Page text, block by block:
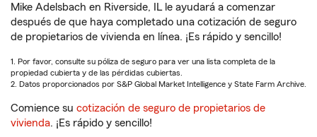
Mike Adelsbach en Riverside, IL le ayudará a comenzar
después de que haya completado una cotización de seguro
de propietarios de vivienda en línea. ¡Es rápido y sencillo!
1. Por favor, consulte su póliza de seguro para ver una lista completa de la
propiedad cubierta y de las pérdidas cubiertas.
2. Datos proporcionados por S&P Global Market Intelligence y State Farm Archive.
Comience su cotización de seguro de propietarios de
vivienda. ¡Es rápido y sencillo!